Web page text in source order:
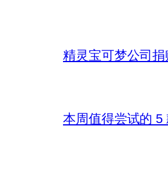
精灵宝可梦公司
本周值得尝试的 5